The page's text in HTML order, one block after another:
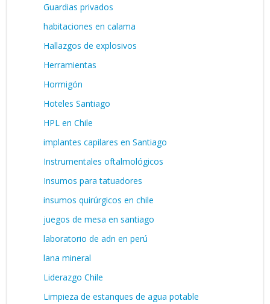
Guardias privados
habitaciones en calama
Hallazgos de explosivos
Herramientas
Hormigón
Hoteles Santiago
HPL en Chile
implantes capilares en Santiago
Instrumentales oftalmológicos
Insumos para tatuadores
insumos quirúrgicos en chile
juegos de mesa en santiago
laboratorio de adn en perú
lana mineral
Liderazgo Chile
Limpieza de estanques de agua potable